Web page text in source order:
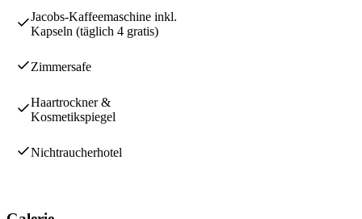
Jacobs-Kaffeemaschine inkl.
Kapseln (täglich 4 gratis)
Zimmersafe
Haartrockner &
Kosmetikspiegel
Nichtraucherhotel